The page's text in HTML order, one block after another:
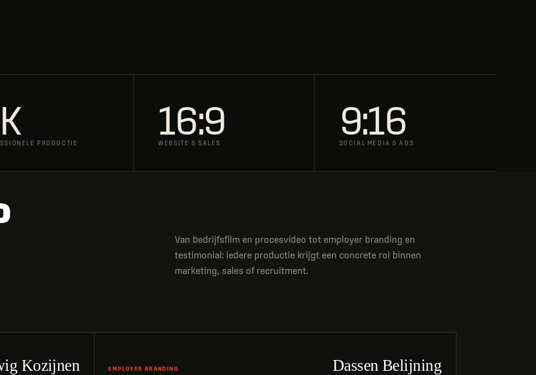
PRODUCTIE
16:9
WEBSITE & SALES
9:16
SOCIAL MEDIA & ADS
Van bedrijfsfilm en procesvideo tot employer branding en
testimonial: iedere productie krijgt een concrete rol binnen
marketing, sales of recruitment.
Kozijnen EMPLOYER BRANDING Dassen Belijning
BEKIJK PRODUCTIE BEKIJK PRODUCTIE